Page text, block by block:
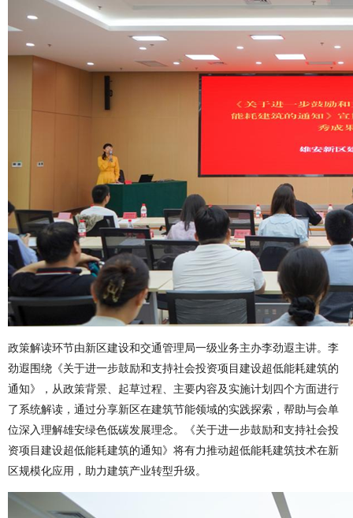
政策解读环节由新区建设和交通管理局一级业务主办李劲遐主讲。李
劲遐围绕《关于进一步鼓励和支持社会投资项目建设超低能耗建筑的
通知》，从政策背景、起草过程、主要内容及实施计划四个方面进行
了系统解读，通过分享新区在建筑节能领域的实践探索，帮助与会单
位深入理解雄安绿色低碳发展理念。《关于进一步鼓励和支持社会投
资项目建设超低能耗建筑的通知》将有力推动超低能耗建筑技术在新
区规模化应用，助力建筑产业转型升级。